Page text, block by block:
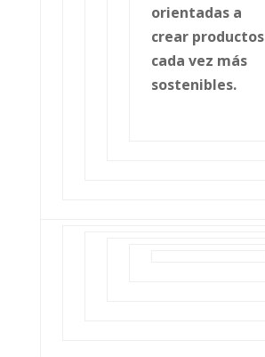
orientadas a
crear productos
cada vez más
sostenibles.